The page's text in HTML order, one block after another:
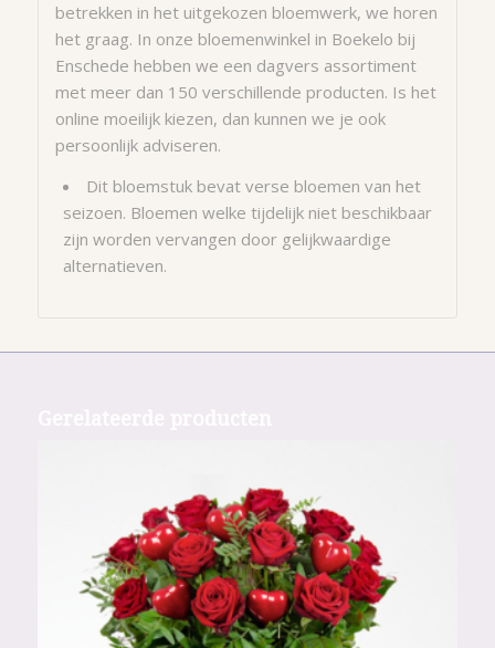
betrekken in het uitgekozen bloemwerk, we horen
het graag. In onze bloemenwinkel in Boekelo bij
Enschede hebben we een dagvers assortiment
met meer dan 150 verschillende producten. Is het
online moeilijk kiezen, dan kunnen we je ook
persoonlijk adviseren.
Dit bloemstuk bevat verse bloemen van het
seizoen. Bloemen welke tijdelijk niet beschikbaar
zijn worden vervangen door gelijkwaardige
alternatieven.